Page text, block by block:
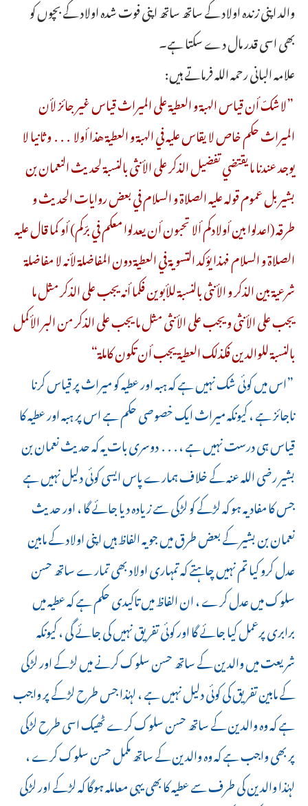
والد اپنی زندہ اولاد کے ساتھ ساتھ اپنی فوت شدہ اولاد کے بچوں کو
بھی اسی قدر مال دے سکتا ہے۔
علامہ البانی رحمہ اللہ فرماتے ہیں:
”لاشكّ أن قياس الهبة و العطية على الميراث قياس غير جائز لأن
الميراث حكم خاص لا يقاس عليه في الهبة و العطية هذا أولا . . . و ثانيا لا
يوجد عندنا ما يقتضي تفضيل الذكر على الأنثى بالنسبة لحديث النعمان بن
بشير بل عموم قوله عليه الصلاة و السلام في بعض روايات الحديث و
طرقه (اعدلوا بين أولادكم ألا تحبون أن يعدلوا معكم في برّكم) أو كما قال عليه
الصلاة و السلام فهذا يؤكد التسوية في العطية دون المفاضلة لأنه لا مفاضلة
شرعية بين الذكر و الأنثى بالنسبة للأبوين فكما أنه يجب على الذكر مثل ما
يجب على الأنثى و يجب على الأنثى مثل ما يجب على الذكر من البر الأكمل
بالنسبة للوالدين فكذلك العطية يجب أن تكون كاملة“
”اس میں کوئی شک نہیں ہے کہ ہبہ اور عطیہ کو میراث پر قیاس کرنا
ناجائز ہے ، کیونکہ میراث ایک خصوصی حکم ہے اس پر ہبہ اور عطیہ کا
قیاس ہی درست نہیں ہے ، . . . دوسری بات یہ کہ حدیث نعمان بن
بشیر رضی اللہ عنہ کے خلاف ہمارے پاس ایسی کوئی دلیل نہیں ہے
جس کا مفاد یہ ہو کہ لڑکے کو لڑکی سے زیادہ دیا جائے گا ، اور حدیث
نعمان بن بشیر کے بعض طرق میں جو یہ الفاظ ہیں اپنی اولاد کے مابین
عدل کرو کیا تم نہیں چاہتے کہ تمہاری اولاد بھی تمارے ساتھ حسن
سلوک میں عدل کرے ، ان الفاظ میں تاکیدی حکم ہے کہ عطیہ میں
برابری پرعمل کیا جائے گا اور کوئی تفریق نہیں کی جائے گی ، کیونکہ
شریعت میں والدین کے ساتھ حسن سلوک کرنے میں لڑکے اور لڑکی
کے مابین تفریق کی کوئی دلیل نہیں ہے ، لہٰذا جس طرح لڑکے پر واجب
ہے کہ وہ والدین کے ساتھ حسن سلوک کرے ٹھیک اسی طرح لڑکی
پر بھی واجب ہے کہ وہ والدین کے ساتھ مکمل حسن سلوک کرے ،
لہٰذا والدین کی طرف سے عطیہ کا بھی یہی معاملہ ہوگا کہ لڑکے اور لڑکی